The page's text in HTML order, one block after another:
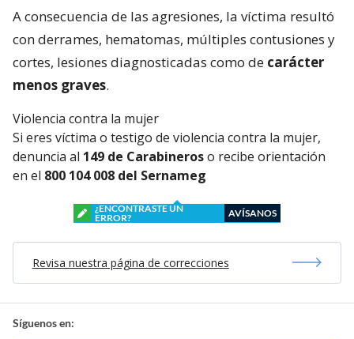
A consecuencia de las agresiones, la víctima resultó
con derrames, hematomas, múltiples contusiones y
cortes, lesiones diagnosticadas como de carácter
menos graves.
Violencia contra la mujer
Si eres víctima o testigo de violencia contra la mujer,
denuncia al 149 de Carabineroso recibe orientación
en el 800 104 008 del Sernameg
¿ENCONTRASTE UN
ERROR?
AVÍSANOS
Revisa nuestra página de correcciones
Síguenos en: